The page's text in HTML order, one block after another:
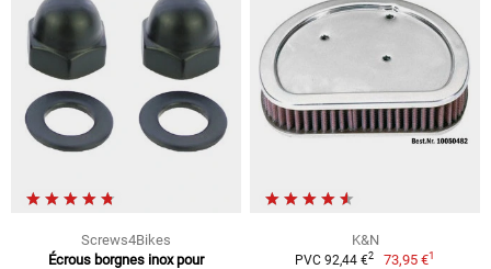
Screws4Bikes
Écrous borgnes inox pour
K&N
PVC 92,44 €2 73,95 €1